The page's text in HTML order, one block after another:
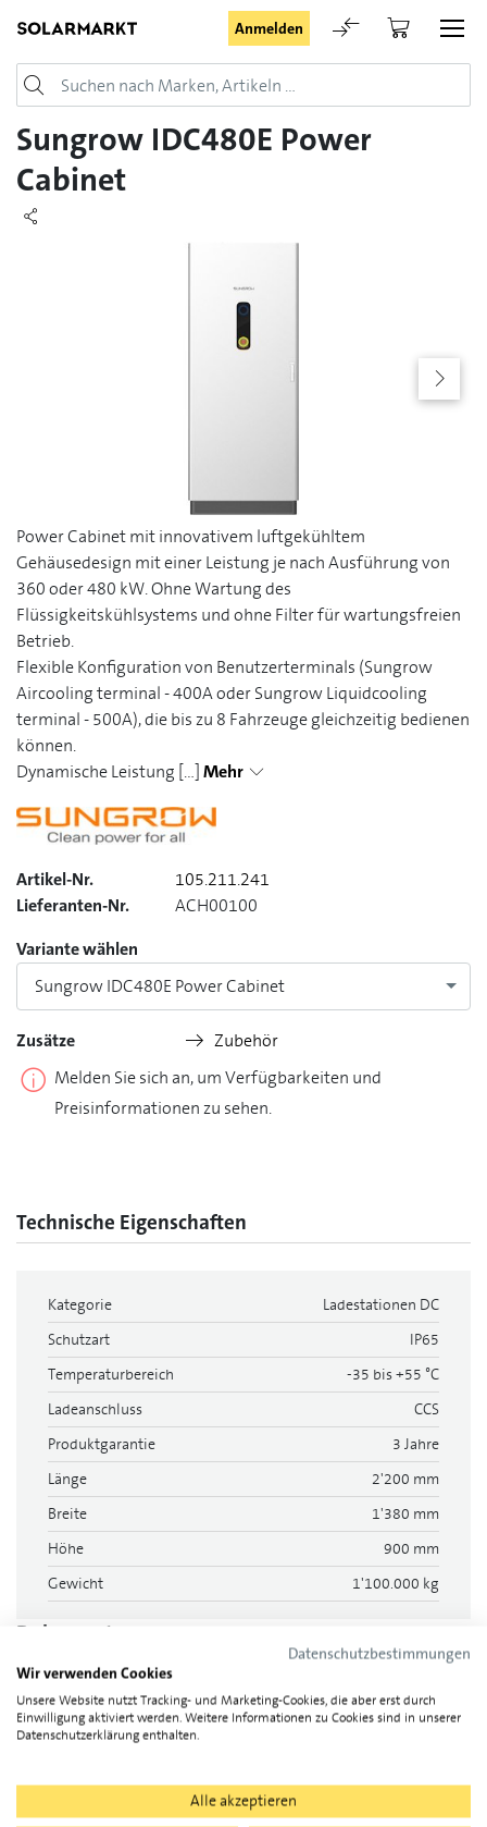
Anmelden
Login
Angemeldet bleiben
Sungrow IDC480E Power
Cabinet
Power Cabinet mit innovativem luftgekühltem
Gehäusedesign mit einer Leistung je nach Ausführung von
360 oder 480 kW. Ohne Wartung des
Flüssigkeitskühlsystems und ohne Filter für wartungsfreien
Betrieb.
Flexible Konfiguration von Benutzerterminals (Sungrow
Aircooling terminal - 400A oder Sungrow Liquidcooling
terminal - 500A), die bis zu 8 Fahrzeuge gleichzeitig bedienen
können.
Dynamische Leistung [...] Mehr
Artikel-Nr.
105.211.241
Lieferanten-Nr.
ACH00100
Variante wählen
Sungrow IDC480E Power Cabinet
Zusätze
Zubehör
Melden Sie sich an, um Verfügbarkeiten und
Preisinformationen zu sehen.
Technische Eigenschaften
Kategorie
Ladestationen DC
Schutzart
IP65
Temperaturbereich
-35 bis +55 °C
Ladeanschluss
CCS
Produktgarantie
3 Jahre
Länge
2'200 mm
Breite
1'380 mm
Höhe
900 mm
Gewicht
1'100.000 kg
Dokumente
Datenblätter, 2
Datenschutzbestimmungen
Wir verwenden Cookies
Unsere Website nutzt Tracking- und Marketing-Cookies, die aber erst durch
Einwilligung aktiviert werden. Weitere Informationen zu Cookies sind in unserer
Datenschutzerklärung enthalten.
Alle akzeptieren